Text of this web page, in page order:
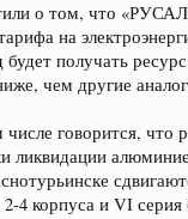
о том, что
на
получать
чем другие
говорится, что
ликвидации
4 корпуса и VI